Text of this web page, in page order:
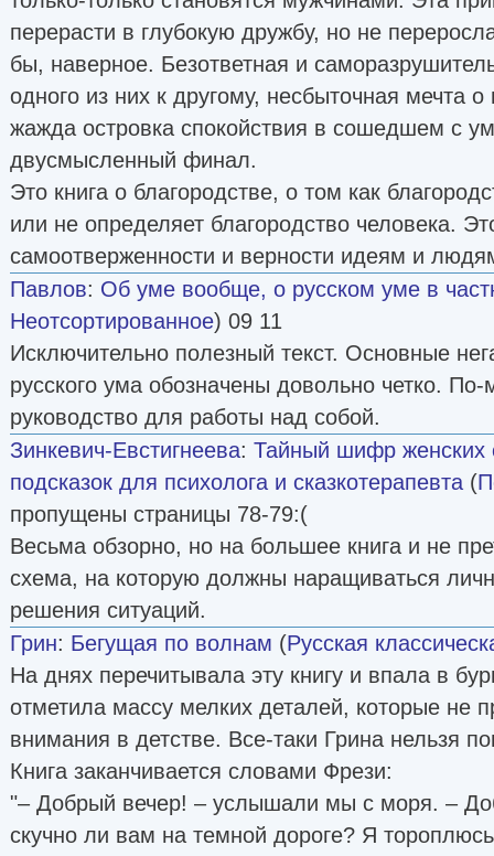
перерасти в глубокую дружбу, но не
бы, наверное. Безответная и
одного из них к другому, несбыточная мечта
жажда островка спокойствия в сошедшем с
двусмысленный финал.
Это книга о благородстве, о том как
или не определяет благородство человека.
самоотверженности и верности идеям и
Павлов: Об уме вообще, о русском уме в
Неотсортированное) 09 11
Исключительно полезный текст. Основные
русского ума обозначены довольно четко.
руководство для работы над собой.
Зинкевич-Евстигнеева: Тайный шифр женских
подсказок для психолога и сказкотерапевта (
пропущены страницы 78-79:(
Весьма обзорно, но на большее книга и не
схема, на которую должны наращиваться
решения ситуаций.
Грин: Бегущая по волнам (Русская
На днях перечитывала эту книгу и впала в
отметила массу мелких деталей, которые не
внимания в детстве. Все-таки Грина нельзя
Книга заканчивается словами Фрези:
"– Добрый вечер! – услышали мы с моря. –
скучно ли вам на темной дороге? Я